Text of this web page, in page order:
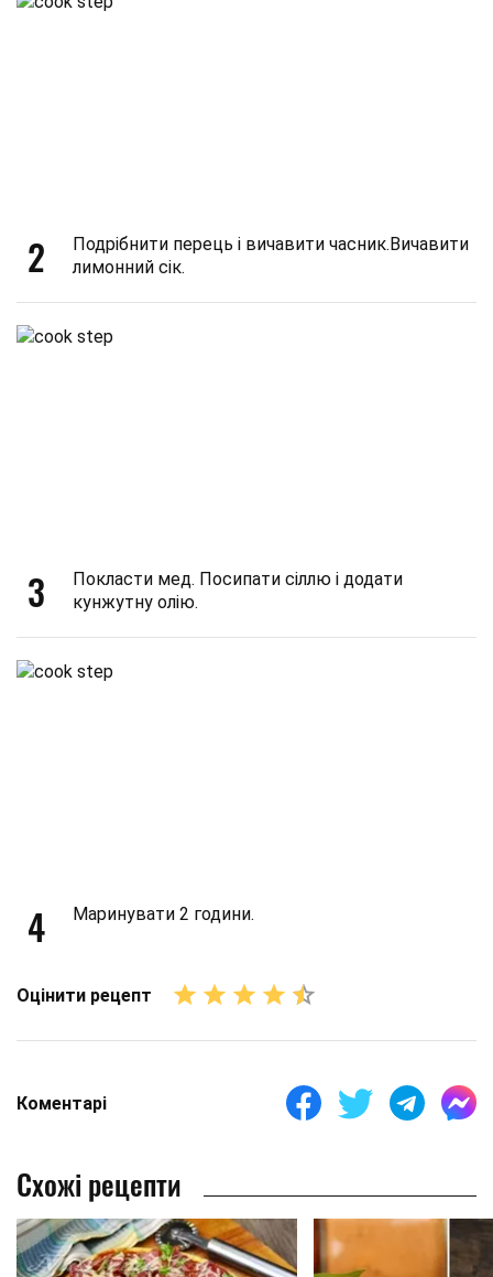
2
Подрібнити перець і вичавити часник.Вичавити
лимонний сік.
3
Покласти мед. Посипати сіллю і додати
кунжутну олію.
4 Маринувати 2 години.
Оцінити рецепт
Коментарі
Схожі рецепти